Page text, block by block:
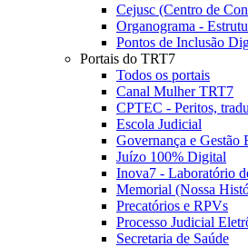
Cejusc (Centro de
Organograma -
Pontos de Inclusão
Portais do TRT7
Todos os portais
Canal Mulher TRT7
CPTEC - Peritos,
Escola Judicial
Governança e Gestão
Juízo 100% Digital
Inova7 - Laboratório
Memorial (Nossa
Precatórios e RPVs
Processo Judicial
Secretaria de Saúde